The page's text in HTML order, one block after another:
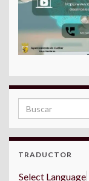
Search for:
TRADUCTOR
Select Language